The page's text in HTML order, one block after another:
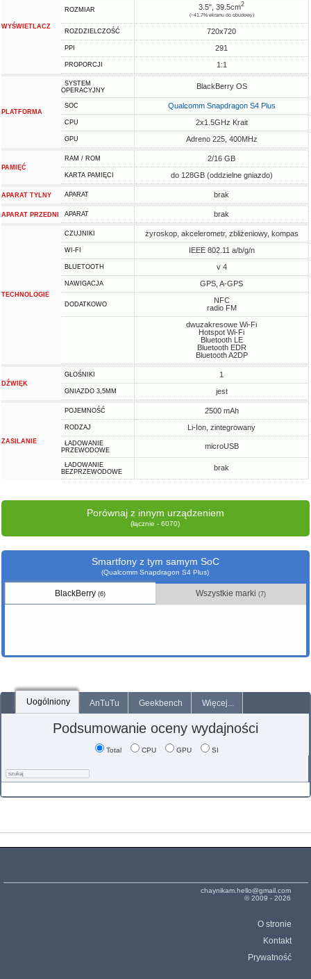
WYŚWIETLACZ
ROZMIAR 3.5", 39.5cm2
(~41.7% ekranu do obudowy)
ROZDZIELCZOŚĆ 720x720
PPI 291
PROPORCJI 1:1
PLATFORMA
SYSTEM
OPERACYJNY
BlackBerry OS
SOC Qualcomm Snapdragon S4 Plus
CPU 2x1.5GHz Krait
GPU Adreno 225, 400MHz
PAMIĘĆ
RAM / ROM 2/16 GB
KARTA PAMIĘCI do 128GB (oddzielne gniazdo)
APARAT TYLNY APARAT brak
APARAT PRZEDNI APARAT brak
TECHNOLOGIE
CZUJNIKI żyroskop, akcelerometr, zbliżeniowy, kompas
WI-FI IEEE 802.11 a/b/g/n
BLUETOOTH v 4
NAWIGACJA GPS, A-GPS
DODATKOWO
NFC
radio FM
dwuzakresowe Wi-Fi
Hotspot Wi-Fi
Bluetooth LE
Bluetooth EDR
Bluetooth A2DP
DŹWIĘK
GŁOŚNIKI 1
GNIAZDO 3,5MM jest
ZASILANIE
POJEMNOŚĆ 2500 mAh
RODZAJ Li-Ion, zintegrowany
ŁADOWANIE
PRZEWODOWE
microUSB
ŁADOWANIE
BEZPRZEWODOWE
brak
Porównaj z innym urządzeniem
(łącznie - 6070)
Smartfony z tym samym SoC
(Qualcomm Snapdragon S4 Plus)
BlackBerry(6) Wszystkie marki(7)
Uogólniony AnTuTu Geekbench Więcej...
Podsumowanie oceny wydajności
Total CPU GPU SI
chaynikam.hello@gmail.com
© 2009 - 2026
O stronie
Kontakt
Prywatność